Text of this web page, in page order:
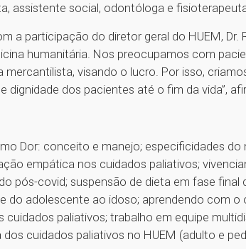
assistente social, odontóloga e
a participação do diretor geral do HUEM, Dr.
humanitária. Nos preocupamos com
visando o lucro. Por isso,
dignidade dos pacientes até o fim da vida”,
Dor: conceito e manejo; especificidades do
empática nos cuidados paliativos;
pós-covid; suspensão de dieta em fase final
do adolescente ao idoso; aprendendo com o
paliativos; trabalho em equipe
cuidados paliativos no HUEM (adulto e